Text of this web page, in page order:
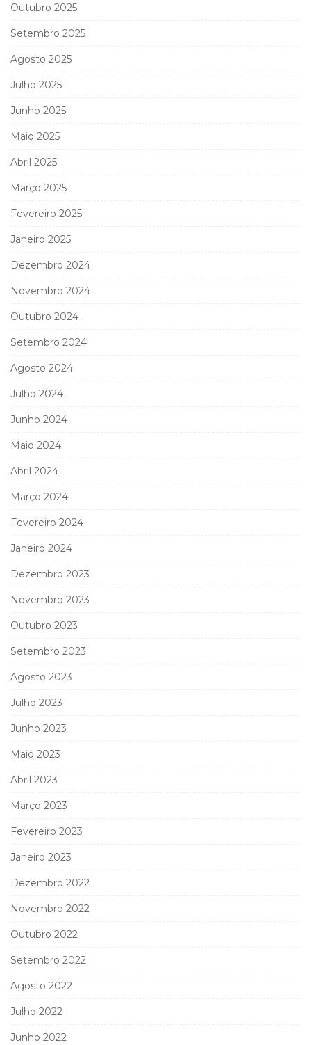
Outubro 2025
Setembro 2025
Agosto 2025
Julho 2025
Junho 2025
Maio 2025
Abril 2025
Março 2025
Fevereiro 2025
Janeiro 2025
Dezembro 2024
Novembro 2024
Outubro 2024
Setembro 2024
Agosto 2024
Julho 2024
Junho 2024
Maio 2024
Abril 2024
Março 2024
Fevereiro 2024
Janeiro 2024
Dezembro 2023
Novembro 2023
Outubro 2023
Setembro 2023
Agosto 2023
Julho 2023
Junho 2023
Maio 2023
Abril 2023
Março 2023
Fevereiro 2023
Janeiro 2023
Dezembro 2022
Novembro 2022
Outubro 2022
Setembro 2022
Agosto 2022
Julho 2022
Junho 2022